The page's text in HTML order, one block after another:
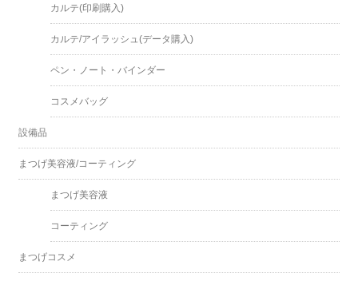
カルテ(印刷購入)
カルテ/アイラッシュ(データ購入)
ペン・ノート・バインダー
コスメバッグ
設備品
まつげ美容液/コーティング
まつげ美容液
コーティング
まつげコスメ